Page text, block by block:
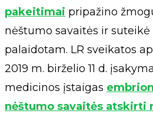
pakeitimai pripažino
nėštumo savaitės ir
palaidotam. LR sveikatos
2019 m. birželio 11 d.
medicinos įstaigas
nėštumo savaitės atskirti